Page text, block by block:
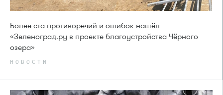
Более ста противоречий и ошибок нашёл
«Зеленоград.ру в проекте благоустройства Чёрного
озера»
НОВОСТИ